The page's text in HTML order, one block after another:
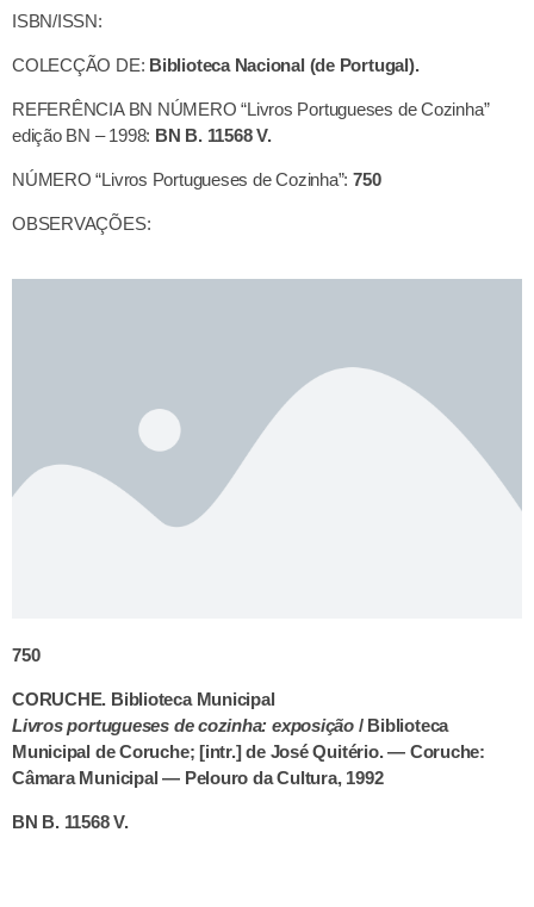
ISBN/ISSN:
COLECÇÃO DE: Biblioteca Nacional (de Portugal).
REFERÊNCIA BN NÚMERO “Livros Portugueses de Cozinha”
edição BN – 1998: BN B. 11568 V.
NÚMERO “Livros Portugueses de Cozinha”: 750
OBSERVAÇÕES:
750
CORUCHE. Biblioteca Municipal
Livros portugueses de cozinha: exposição / Biblioteca
Municipal de Coruche; [intr.] de José Quitério. — Coruche:
Câmara Municipal — Pelouro da Cultura, 1992
BN B. 11568 V.